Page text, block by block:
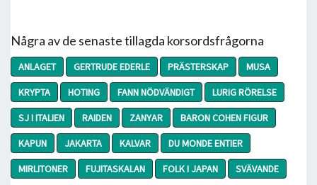
Några av de senaste tillagda korsordsfrågorna
ANLAGET GERTRUDE EDERLE PRÄSTERSKAP
MUSA
KRYPTA
HOTING FANN NÖDVÄNDIGT
LURIG RÖRELSE
SJ I ITALIEN
RAIDEN ZANYAR
BARON COHEN FIGUR
KAPUN
JAKARTA KALVAR
DU MONDE ENTIER
MIRLITONER
FUJITASKALAN FOLK I JAPAN SVÄVANDE